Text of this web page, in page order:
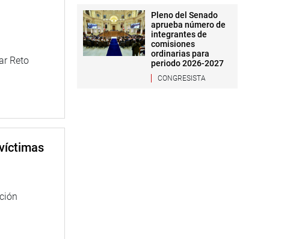
Reto
Pleno del Senado
aprueba número de
integrantes de
comisiones
ordinarias para
periodo 2026-2027
CONGRESISTA